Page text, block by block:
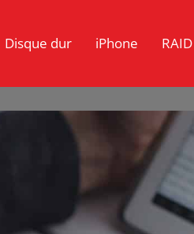
Disque dur iPhone RAID